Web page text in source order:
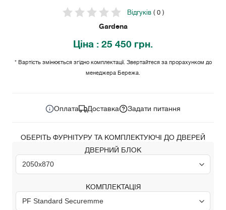
Відгуків( 0 )
Gardena
Ціна : 25 450 грн.
* Вартість змінюється згідно комплектації. Звертайтеся за прорахунком до
менеджера Бережа.
Оплата Доставка Задати питання
ОБЕРІТЬ ФУРНІТУРУ ТА КОМПЛЕКТУЮЧІ ДО ДВЕРЕЙ
ДВЕРНИЙ БЛОК
КОМПЛЕКТАЦІЯ